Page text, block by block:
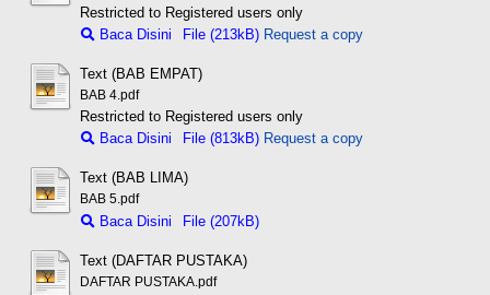
Restricted to Registered users only
Baca Disini
File (213kB) Request a copy
Text (BAB EMPAT)
BAB 4.pdf
Restricted to Registered users only
Baca Disini
File (813kB) Request a copy
Text (BAB LIMA)
BAB 5.pdf
Baca Disini File (207kB)
Text (DAFTAR PUSTAKA)
DAFTAR PUSTAKA.pdf